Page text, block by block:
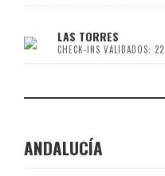
LAS TORRES
CHECK-INS VALIDADOS: 22
ANDALUCÍA